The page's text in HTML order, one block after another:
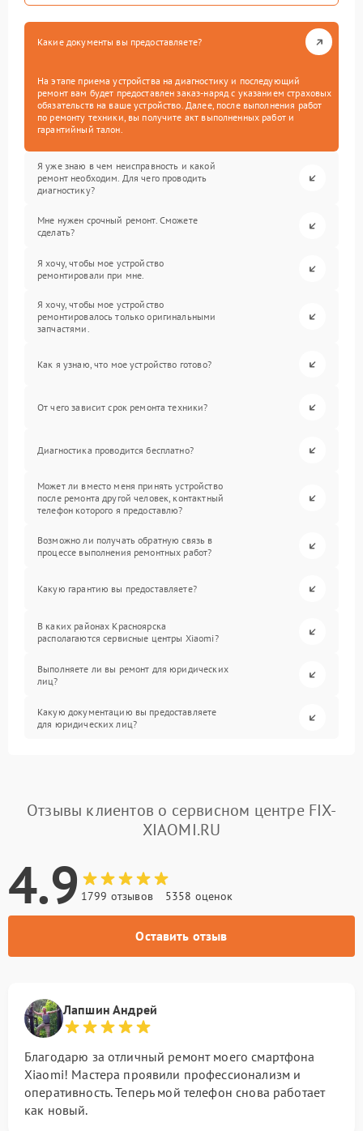
Какие документы вы предоставляете?
На этапе приема устройства на диагностику и последующий
ремонт вам будет предоставлен заказ-наряд с указанием страховых
обязательств на ваше устройство. Далее, после выполнения работ
по ремонту техники, вы получите акт выполненных работ и
гарантийный талон.
Я уже знаю в чем неисправность и какой
ремонт необходим. Для чего проводить
диагностику?
Мне нужен срочный ремонт. Сможете
сделать?
Я хочу, чтобы мое устройство
ремонтировали при мне.
Я хочу, чтобы мое устройство
ремонтировалось только оригинальными
запчастями.
Как я узнаю, что мое устройство готово?
От чего зависит срок ремонта техники?
Диагностика проводится бесплатно?
Может ли вместо меня принять устройство
после ремонта другой человек, контактный
телефон которого я предоставлю?
Возможно ли получать обратную связь в
процессе выполнения ремонтных работ?
Какую гарантию вы предоставляете?
В каких районах Красноярска
располагаются сервисные центры Xiaomi?
Выполняете ли вы ремонт для юридических
лиц?
Какую документацию вы предоставляете
для юридических лиц?
Отзывы клиентов о сервисном центре FIX-
XIAOMI.RU
4.9 1799 отзывов 5358 оценок
Оставить отзыв
Лапшин Андрей
Благодарю за отличный ремонт моего смартфона
Xiaomi! Мастера проявили профессионализм и
оперативность. Теперь мой телефон снова работает
как новый.